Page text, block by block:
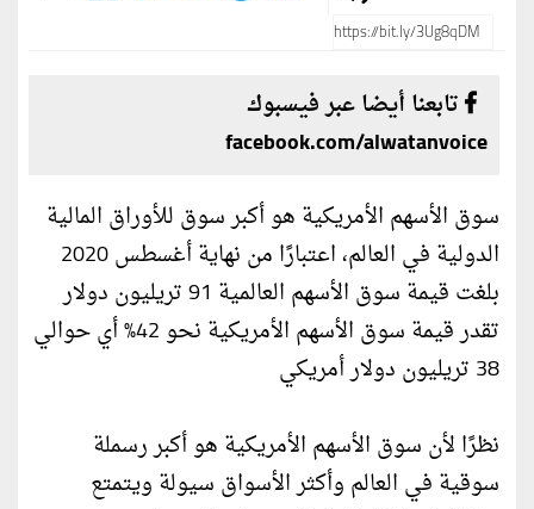
تابعنا أيضا عبر فيسبوك
facebook.com/alwatanvoice
سوق الأسهم الأمريكية هو أكبر سوق للأوراق المالية
الدولية في العالم، اعتبارًا من نهاية أغسطس 2020
بلغت قيمة سوق الأسهم العالمية 91 تريليون دولار
تقدر قيمة سوق الأسهم الأمريكية نحو 42% أي حوالي
38 تريليون دولار أمريكي
نظرًا لأن سوق الأسهم الأمريكية هو أكبر رسملة
سوقية في العالم وأكثر الأسواق سيولة ويتمتع